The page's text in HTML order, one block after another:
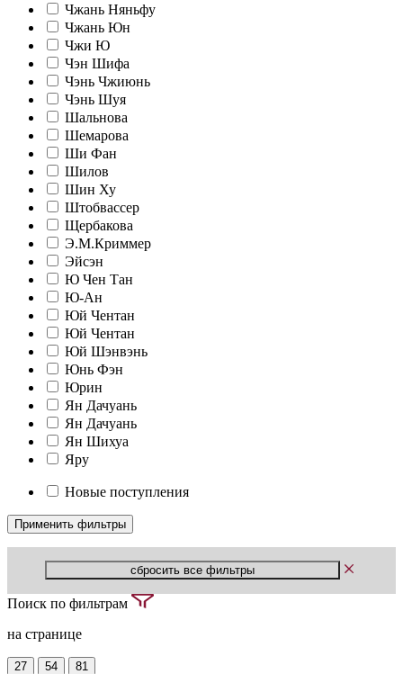
Чжань Няньфу
Чжань Юн
Чжи Ю
Чэн Шифа
Чэнь Чжиюнь
Чэнь Шуя
Шальнова
Шемарова
Ши Фан
Шилов
Шин Ху
Штобвассер
Щербакова
Э.М.Криммер
Эйсэн
Ю Чен Тан
Ю-Ан
Юй Чентан
Юй Чентан
Юй Шэнвэнь
Юнь Фэн
Юрин
Ян Дачуань
Ян Дачуань
Ян Шихуа
Яру
Новые поступления
Поиск по фильтрам
на странице
27 54 81